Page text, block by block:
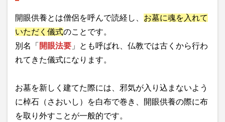
開眼供養とは僧侶を呼んで読経し、 お墓に魂を入れて
いただく儀式のことです。
別名「 開眼法要 」とも呼ばれ、仏教では古くから行わ
れてきた儀式になります。
お墓を新しく建てた際には、邪気が入り込まないよう
に棹石（さおいし）を白布で巻き、開眼供養の際に布
を取り外すことが一般的です。